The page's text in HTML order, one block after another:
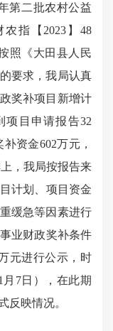
第二批农村公益
农指【 2023 】48
照《大田县人民
要求，我局认真
奖补项目新增计
项目申请报告32
补资金602万元，
，我局按报告来
计划、 项目资金
缓急等因素进行
业财政奖补条件
元进行公示，时
月7日），在此期
反映情况。